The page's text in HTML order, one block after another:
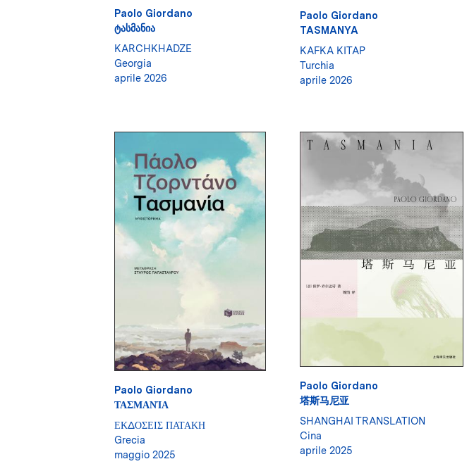
Paolo Giordano
ᲢᲐᲡᲛᲐᲜᲘᲐ
KARCHKHADZE
Georgia
aprile 2026
Paolo Giordano
TASMANYA
KAFKA KITAP
Turchia
aprile 2026
Paolo Giordano
ΤΑΣΜΑΝΊΑ
ΕΚΔΟΣΕΙΣ ΠΑΤΑΚΗ
Grecia
maggio 2025
Paolo Giordano
塔斯马尼亚
SHANGHAI TRANSLATION
Cina
aprile 2025